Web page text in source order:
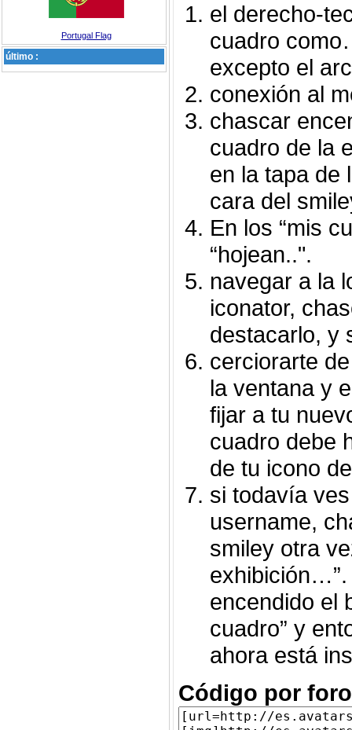
Portugal Flag
último :
el derecho-
cuadro
excepto el
conexión al
chascar
cuadro de la
en la tapa de
cara del
En los “mis
“hojean..".
navegar a la
iconator,
destacarlo, y
cerciorarte
la ventana y
fijar a tu
cuadro debe
de tu icono
si todavía
username,
smiley otra
encendido el
cuadro” y
ahora está
Código por